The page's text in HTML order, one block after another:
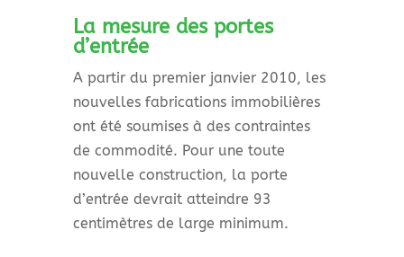
La mesure des portes
d’entrée
A partir du premier janvier 2010, les
nouvelles fabrications immobilières
ont été soumises à des contraintes
de commodité. Pour une toute
nouvelle construction, la porte
d’entrée devrait atteindre 93
centimètres de large minimum.